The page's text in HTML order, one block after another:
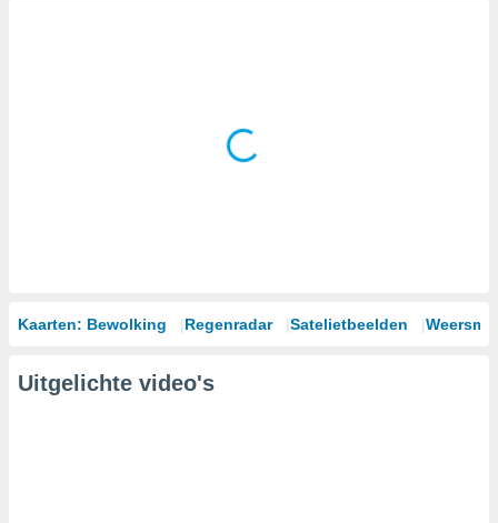
Kaarten: Bewolking Regenradar Satelietbeelden
Uitgelichte video's